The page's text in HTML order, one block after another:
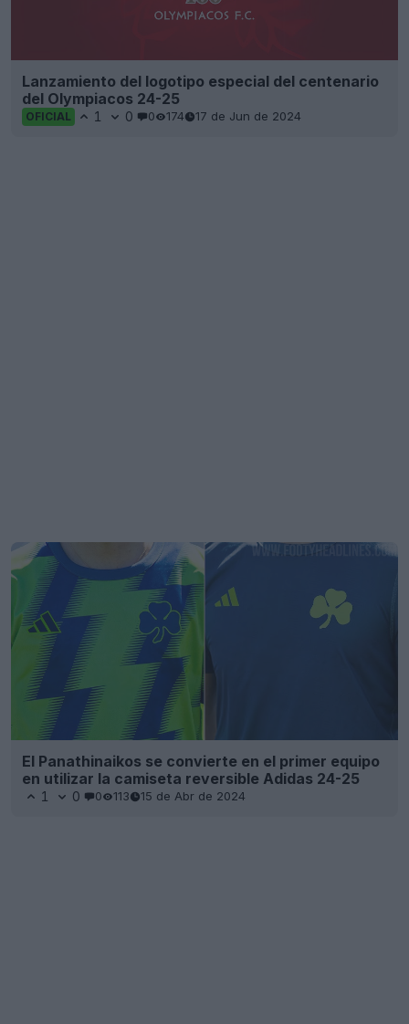
Lanzamiento del logotipo especial del centenario
del Olympiacos 24-25
OFICIAL 1 0 0 174 17 de Jun de 2024
El Panathinaikos se convierte en el primer equipo
en utilizar la camiseta reversible Adidas 24-25
1 0 0 113 15 de Abr de 2024